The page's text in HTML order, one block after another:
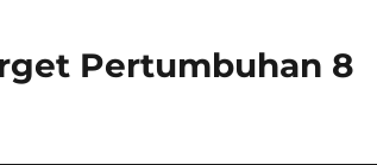
Pertumbuhan 8